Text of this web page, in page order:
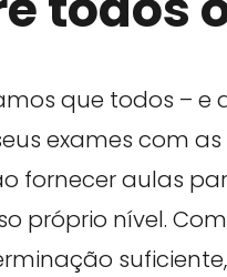
que todos – e
exames com
fornecer aulas
próprio nível.